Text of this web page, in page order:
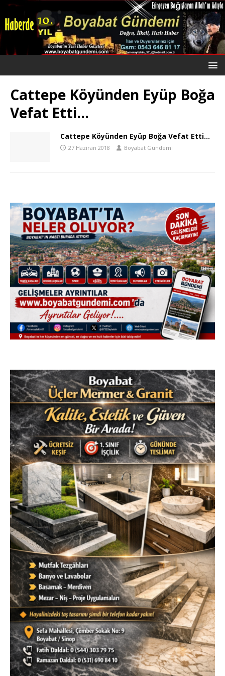
Cattepe Köyünden Eyüp Boğa
Vefat Etti…
Cattepe Köyünden Eyüp Boğa Vefat Etti…
27 Haziran 2018 Boyabat Gündemi